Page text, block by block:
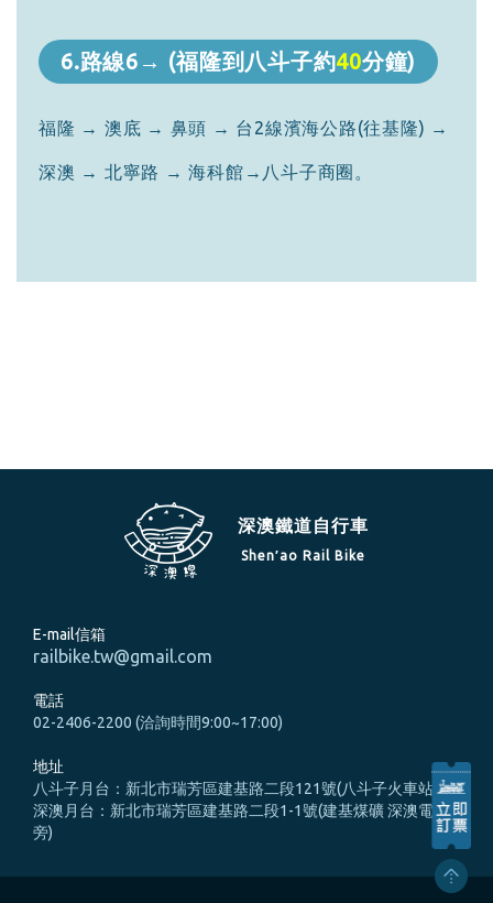
6.路線6→ (福隆到八斗子約40分鐘)
福隆 → 澳底 → 鼻頭 → 台2線濱海公路(往基隆) →
深澳 → 北寧路 → 海科館→八斗子商圈。
深澳鐵道自行車
Shen′ao Rail Bike
E-mail信箱
railbike.tw@gmail.com
電話
02-2406-2200 (洽詢時間9:00~17:00)
地址
八斗子月台：新北市瑞芳區建基路二段121號(八斗子火車站旁)
深澳月台：新北市瑞芳區建基路二段1-1號(建基煤礦 深澳電廠
旁)